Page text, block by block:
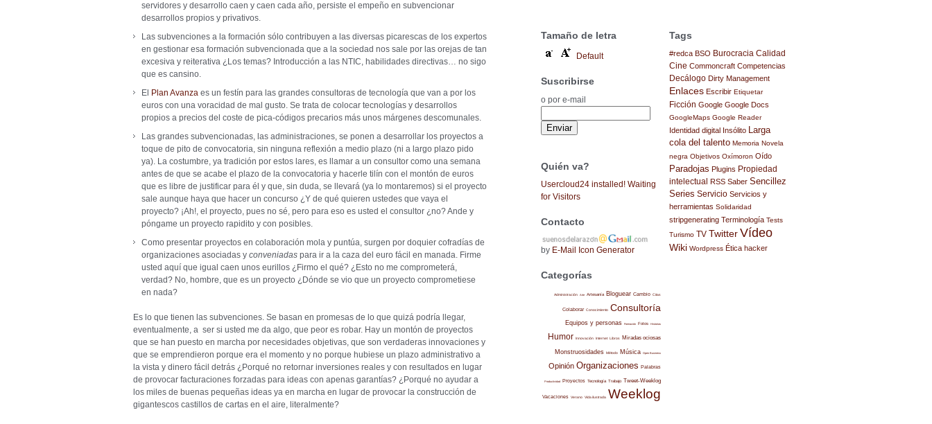
servidores y desarrollo caen y caen cada año, persiste el empeño en subvencionar
desarrollos propios y privativos.
Las subvenciones a la formación sólo contribuyen a las diversas picarescas de los expertos
en gestionar esa formación subvencionada que a la sociedad nos sale por las orejas de tan
excesiva y reiterativa ¿Los temas? Introducción a las NTIC, habilidades directivas… no sigo
que es cansino.
El Plan Avanza es un festín para las grandes consultoras de tecnología que van a por los
euros con una voracidad de mal gusto. Se trata de colocar tecnologías y desarrollos
propios a precios del coste de pica-códigos precarios más unos márgenes descomunales.
Las grandes subvencionadas, las administraciones, se ponen a desarrollar los proyectos a
toque de pito de convocatoria, sin ninguna reflexión a medio plazo (ni a largo plazo pido
ya). La costumbre, ya tradición por estos lares, es llamar a un consultor como una semana
antes de que se acabe el plazo de la convocatoria y hacerle tilín con el montón de euros
que es libre de justificar para él y que, sin duda, se llevará (ya lo montaremos) si el proyecto
sale aunque haya que hacer un concurso ¿Y de qué quieren ustedes que vaya el
proyecto? ¡Ah!, el proyecto, pues no sé, pero para eso es usted el consultor ¿no? Ande y
póngame un proyecto rapidito y con posibles.
Como presentar proyectos en colaboración mola y puntúa, surgen por doquier cofradías de
organizaciones asociadas y conveniadas para ir a la caza del euro fácil en manada. Firme
usted aquí que igual caen unos eurillos ¿Firmo el qué? ¿Esto no me comprometerá,
verdad? No, hombre, que es un proyecto ¿Dónde se vio que un proyecto comprometiese
en nada?
Es lo que tienen las subvenciones. Se basan en promesas de lo que quizá podría llegar,
eventualmente, a ser si usted me da algo, que peor es robar. Hay un montón de proyectos
que se han puesto en marcha por necesidades objetivas, que son verdaderas innovaciones y
que se emprendieron porque era el momento y no porque hubiese un plazo administrativo a
la vista y dinero fácil detrás ¿Porqué no retornar inversiones reales y con resultados en lugar
de provocar facturaciones forzadas para ideas con apenas garantías? ¿Porqué no ayudar a
los miles de buenas pequeñas ideas ya en marcha en lugar de provocar la construcción de
gigantescos castillos de cartas en el aire, literalmente?
Tamaño de letra
Default
Suscribirse
o por e-mail
Quién va?
Usercloud24 installed! Waiting
for Visitors
Contacto
by E-Mail Icon Generator
Categorías
Administración Arte Artesanía Bloguear Cambio Citas
Colaborar Conocimiento Consultoría
Equipos y personas Formación Fotos Historias
Humor Innovación Internet Libros Miradas ociosas
Monstruosidades Método Música Open Business
Opinión Organizaciones Palabras
Productividad Proyectos Tecnología Trabajo Tweet-Weeklog
Vacaciones Verano Vida ilustrada Weeklog
Tags
#redca BSO Burocracia Calidad
Cine Commoncraft Competencias
Decálogo Dirty Management
Enlaces Escribir Etiquetar
Ficción Google Google Docs
GoogleMaps Google Reader
Identidad digital Insólito Larga
cola del talento Memoria Novela
negra Objetivos Oxímoron Oído
Paradojas Plugins Propiedad
intelectual
RSS Saber Sencillez
Series Servicio Servicios y
herramientas Solidaridad
stripgenerating Terminología Tests
Turismo TV Twitter Vídeo
Wiki Wordpress Ética hacker